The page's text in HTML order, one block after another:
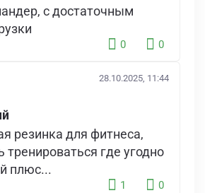
с достаточным
0 0
28.10.2025, 11:44
резинка для фитнеса,
тренироваться где угодно
плюс...
1 0